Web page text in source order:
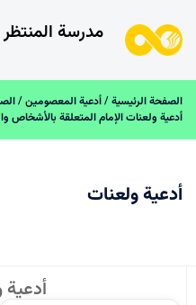
مدرسة المنتظر
الرئیسیة/أدعية المعصومين/
ولعنات الإمام المتعلقة بالأشخاص
ولعنات
أدعية